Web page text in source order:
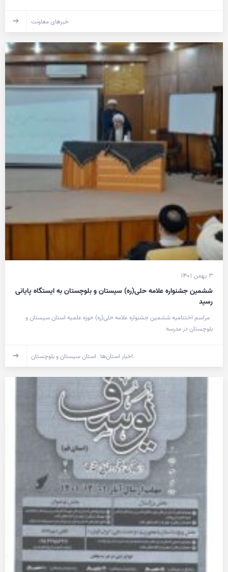
خبرهای معاونت
۳ بهمن ۱۴۰۱
ششمین جشنواره علامه حلی(ره) سیستان و بلوچستان به ایستگاه پایانی
رسید
مراسم اختتامیه ششمین جشنواره علامه حلی(ره) حوزه علمیه استان سیستان و
بلوچستان در مدرسه
اخبار استان‌ها استان سیستان و بلوچستان